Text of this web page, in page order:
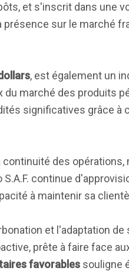
et s'inscrit dans une
sur le marché
, est également un
marché des produits
significatives grâce à
continuité des
continue
à maintenir sa
et l'adaptation
prête à faire face
favorables souligne